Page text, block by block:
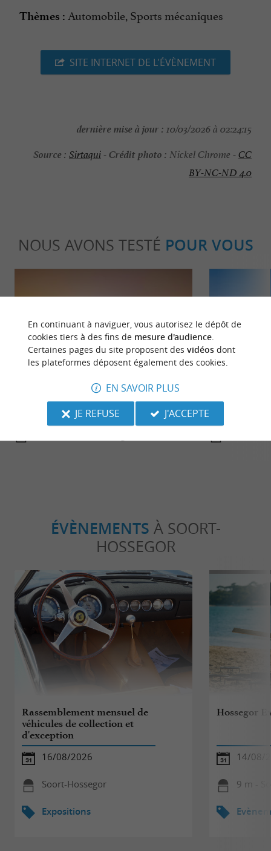
Thèmes : Automobile, Sports mécaniques
SITE INTERNET DE L'ÉVÈNEMENT
dernière mise à jour : 10/03/2026 à 02:24:15
Source : Sirtaqui-Crédit photo : Nickel Chrome -CC
BY-NC-ND 4.0
NOUS AVONS TESTÉ POUR VOUS
Les plus beaux spots photos des
Incontournable
Les
ÉVÈNEMENTS À SOORT-
HOSSEGOR
Rassemblement mensuel de
véhicules de collection et
d'exception
16/08/2026
Soort-Hossegor
Expositions
Hossegor
14/08/
9 m -
En continuant à naviguer, vous autorisez le dépôt de
cookies tiers à des fins de mesure d'audience.
Certaines pages du site proposent des vidéosdont
les plateformes déposent également des cookies.
EN SAVOIR PLUS
JE REFUSE
J'ACCEPTE